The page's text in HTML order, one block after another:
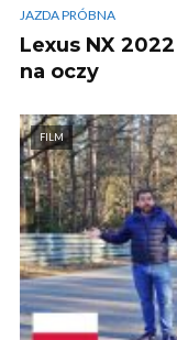
JAZDA PRÓBNA
Lexus NX
na oczy
FILM